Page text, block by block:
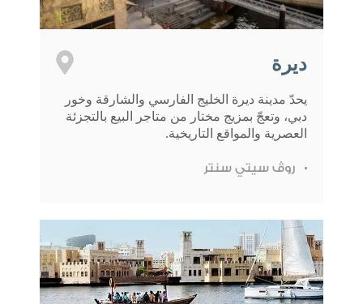
ديرة
يحدّ مدينة ديرة الخليج الفارسي والشارقة وخور
دبي، وتعجّ بمزيج مختار من متاجر البيع بالتجزئة
العصرية والمواقع التاريخية.
روڤ سيتي سنتر